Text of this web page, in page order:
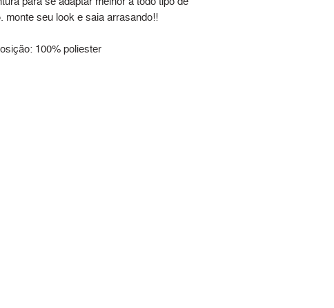
monte seu look e saia arrasando!!
100% poliester